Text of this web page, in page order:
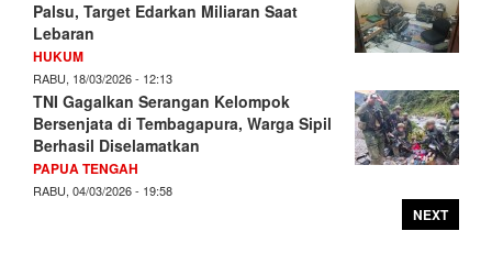
Palsu, Target Edarkan Miliaran Saat
Lebaran
HUKUM
RABU, 18/03/2026 - 12:13
TNI Gagalkan Serangan Kelompok
Bersenjata di Tembagapura, Warga Sipil
Berhasil Diselamatkan
PAPUA TENGAH
RABU, 04/03/2026 - 19:58
NEXT